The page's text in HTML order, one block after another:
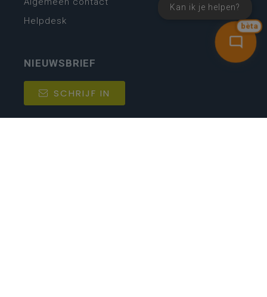
bèta
Kan ik je helpen?
Helpdesk
NIEUWSBRIEF
SCHRIJF IN